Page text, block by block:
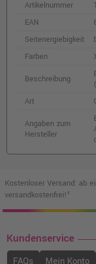
o.
o.
inkl.
o.
Artikelnummer
EAN
Seitenergiebigkeit
Farben
Beschreibung
Art
Angaben zum
Hersteller
Kostenloser Versand: ab
versandkostenfrei!¹
Kundenservice
FAQs Mein Konto